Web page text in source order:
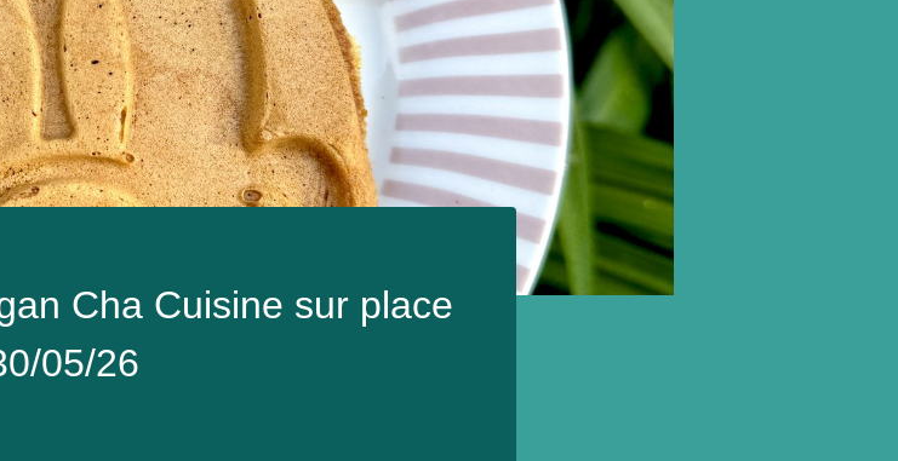
Cha Cuisine sur place
05/26